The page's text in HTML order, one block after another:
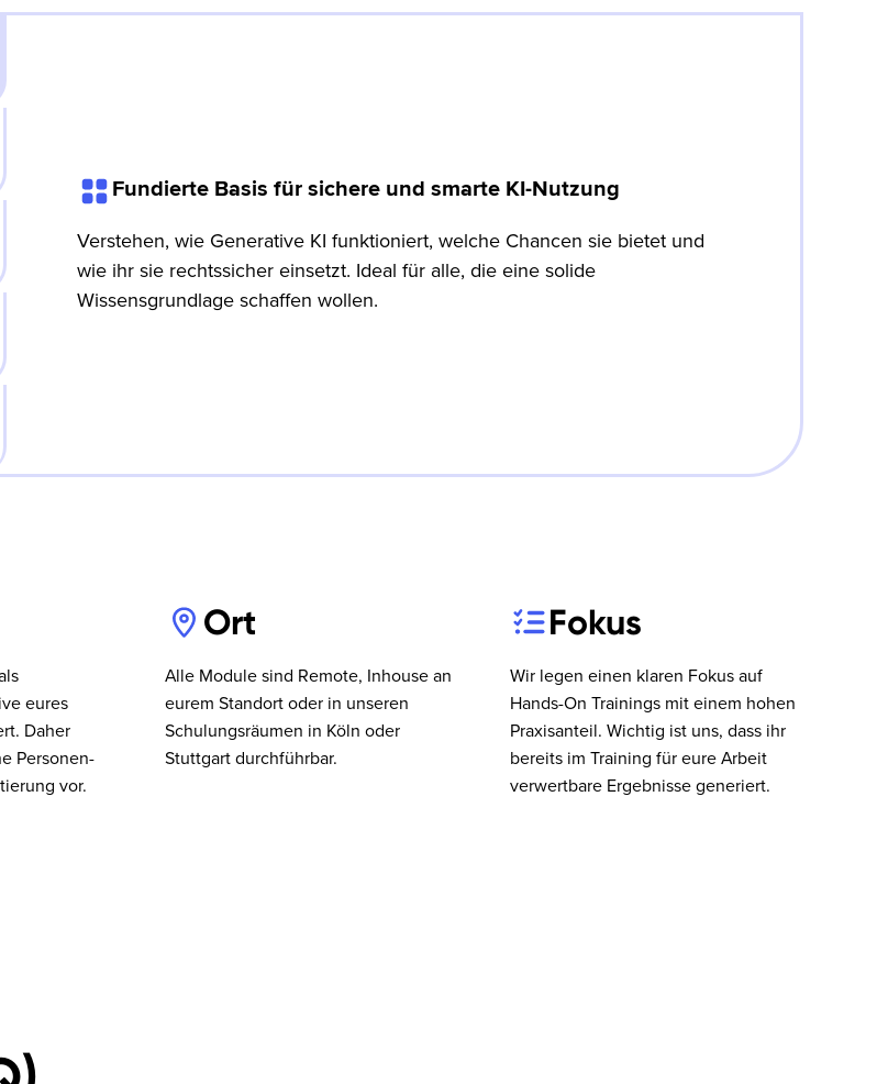
Fundierte Basis für sichere und smarte KI-Nutzung
Verstehen, wie Generative KI funktioniert, welche Chancen sie bietet und
wie ihr sie rechtssicher einsetzt. Ideal für alle, die eine solide
Wissensgrundlage schaffen wollen.
eures
Daher
Personen-
vor.
Ort
Alle Module sind Remote, Inhouse an
eurem Standort oder in unseren
Schulungsräumen in Köln oder
Stuttgart durchführbar.
Fokus
Wir legen einen klaren Fokus auf
Hands-On Trainings mit einem hohen
Praxisanteil. Wichtig ist uns, dass ihr
bereits im Training für eure Arbeit
verwertbare Ergebnisse generiert.